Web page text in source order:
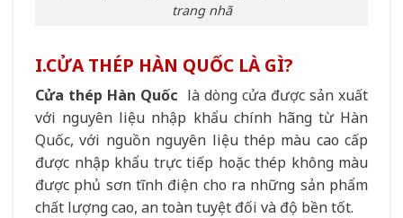
trang nhã
I.CỬA THÉP HÀN QUỐC LÀ GÌ?
Cửa thép Hàn Quốc là dòng cửa được sản xuất
với nguyên liệu nhập khẩu chính hãng từ Hàn
Quốc, với nguồn nguyên liệu thép màu cao cấp
được nhập khẩu trực tiếp hoặc thép không màu
được phủ sơn tĩnh điện cho ra những sản phẩm
chất lượng cao, an toàn tuyệt đối và độ bền tốt.